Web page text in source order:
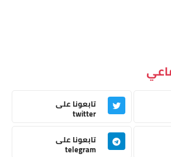
تابعونا على
twitter
تابعونا على
telegram